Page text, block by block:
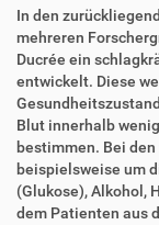
z
u
g
r
i
f
f
l
a
k
t
i
o
n
e
n
In den
mehreren
Ducrée ein
entwickelt. Diese
Blut innerhalb
bestimmen. Bei
beispielsweise um
(Glukose), Alkohol,
dem Patienten aus